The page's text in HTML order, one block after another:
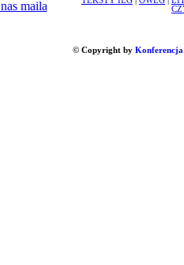
© Copyright by Konferencja